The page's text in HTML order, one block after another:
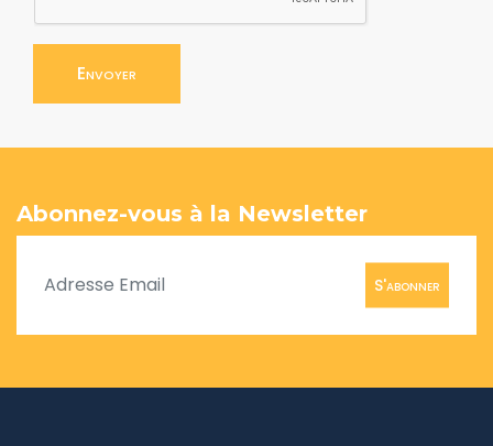
Envoyer
Abonnez-vous à la Newsletter
S'abonner